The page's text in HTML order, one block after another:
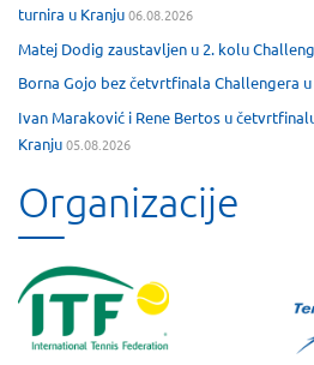
turnira u Kranju06.08.2026
Matej Dodig zaustavljen u 2. kolu
Borna Gojo bez četvrtfinala Challengera
Ivan Maraković i Rene Bertos u
Kranju05.08.2026
Organizacije